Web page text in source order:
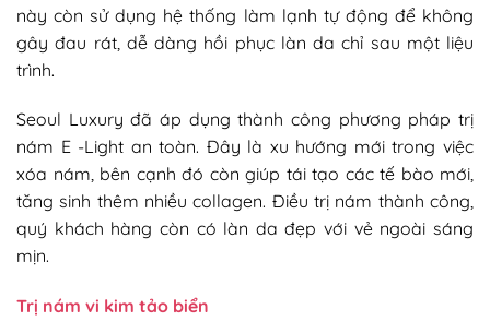
này còn sử dụng hệ thống làm lạnh tự động để không
gây đau rát, dễ dàng hồi phục làn da chỉ sau một liệu
trình.
Seoul Luxury đã áp dụng thành công phương pháp trị
nám E -Light an toàn. Đây là xu hướng mới trong việc
xóa nám, bên cạnh đó còn giúp tái tạo các tế bào mới,
tăng sinh thêm nhiều collagen. Điều trị nám thành công,
quý khách hàng còn có làn da đẹp với vẻ ngoài sáng
mịn.
Trị nám vi kim tảo biển